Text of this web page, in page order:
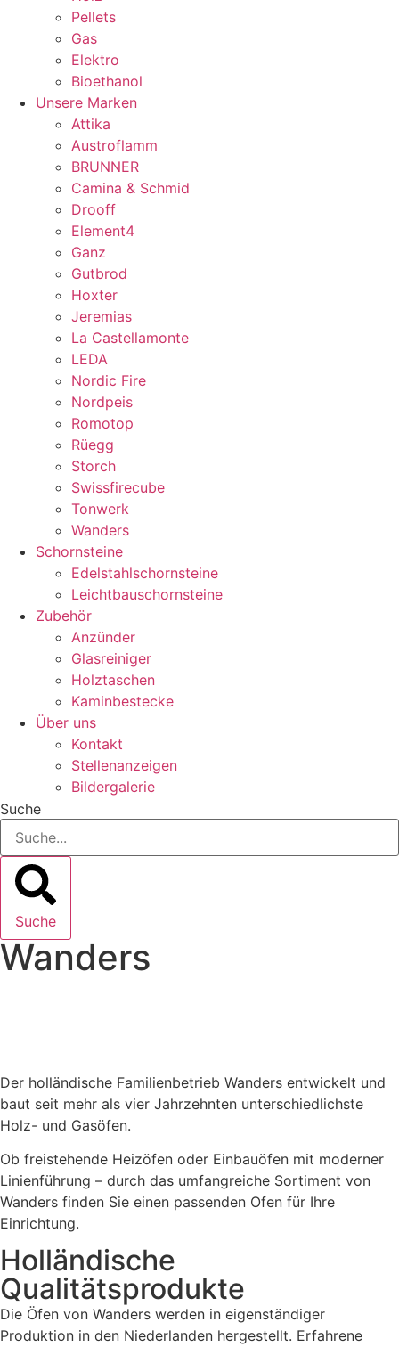
Pellets
Gas
Elektro
Bioethanol
Unsere Marken
Attika
Austroflamm
BRUNNER
Camina & Schmid
Drooff
Element4
Ganz
Gutbrod
Hoxter
Jeremias
La Castellamonte
LEDA
Nordic Fire
Nordpeis
Romotop
Rüegg
Storch
Swissfirecube
Tonwerk
Wanders
Schornsteine
Edelstahlschornsteine
Leichtbauschornsteine
Zubehör
Anzünder
Glasreiniger
Holztaschen
Kaminbestecke
Über uns
Kontakt
Stellenanzeigen
Bildergalerie
Suche
Suche
Wanders
Der holländische Familienbetrieb Wanders entwickelt und
baut seit mehr als vier Jahrzehnten unterschiedlichste
Holz- und Gasöfen.
Ob freistehende Heizöfen oder Einbauöfen mit moderner
Linienführung – durch das umfangreiche Sortiment von
Wanders finden Sie einen passenden Ofen für Ihre
Einrichtung.
Holländische
Qualitätsprodukte
Die Öfen von Wanders werden in eigenständiger
Produktion in den Niederlanden hergestellt. Erfahrene